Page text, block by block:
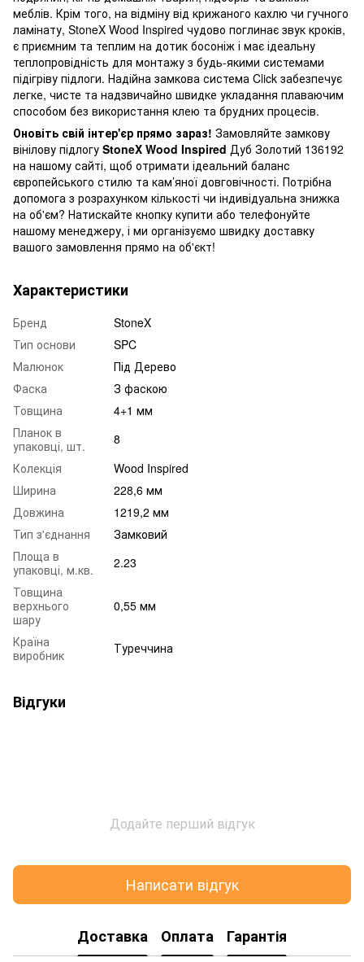
меблів. Крім того, на відміну від крижаного кахлю чи гучного
ламінату, StoneX Wood Inspired чудово поглинає звук кроків,
є приємним та теплим на дотик босоніж і має ідеальну
теплопровідність для монтажу з будь-якими системами
підігріву підлоги. Надійна замкова система Click забезпечує
легке, чисте та надзвичайно швидке укладання плаваючим
способом без використання клею та брудних процесів.
Оновіть свій інтер'єр прямо зараз! Замовляйте замкову
вінілову підлогу StoneX Wood Inspired Дуб Золотий 136192
на нашому сайті, щоб отримати ідеальний баланс
європейського стилю та кам’яної довговічності. Потрібна
допомога з розрахунком кількості чи індивідуальна знижка
на об'єм? Натискайте кнопку купити або телефонуйте
нашому менеджеру, і ми організуємо швидку доставку
вашого замовлення прямо на об'єкт!
Характеристики
Бренд
StoneX
Тип основи
SPC
Малюнок
Під Дерево
Фаска
З фаскою
Товщина
4+1 мм
Планок в
упаковці, шт.
8
Колекція
Wood Inspired
Ширина
228,6 мм
Довжина
1219,2 мм
Тип з'єднання
Замковий
Площа в
упаковці, м.кв.
2.23
Товщина
верхнього
шару
0,55 мм
Країна
виробник
Туреччина
Відгуки
Додайте перший відгук
Написати відгук
Доставка Оплата Гарантія